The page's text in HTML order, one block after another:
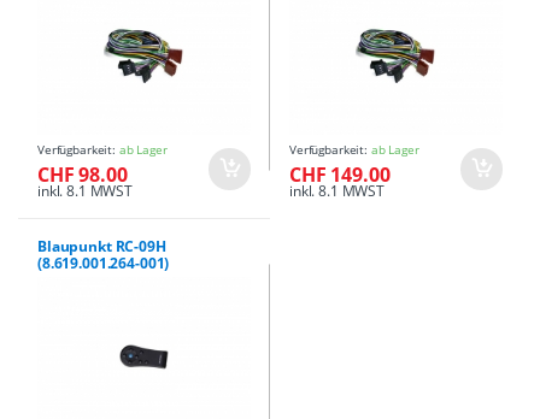
Verfügbarkeit: ab Lager
CHF 98.00
inkl. 8.1 MWST
Verfügbarkeit: ab Lager
CHF 149.00
inkl. 8.1 MWST
Blaupunkt RC-09H
(8.619.001.264-001)